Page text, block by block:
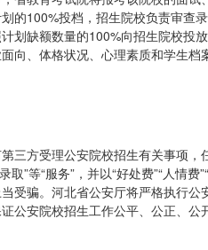
的100%投档，招生院校负责审查
划缺额数量的100%向招生院校投
向、体格状况、心理素质和学生
方受理公安院校招生有关事项，
取”等“服务”，并以“好处费”“人
受骗。河北省公安厅将严格执行
公安院校招生工作公平、公正、